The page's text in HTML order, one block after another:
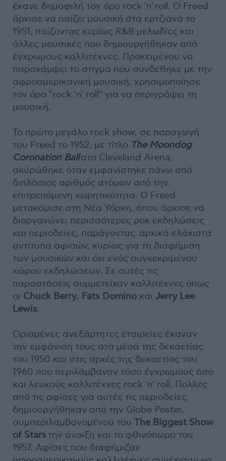
έκανε δημοφιλή τον όρο rock 'n' roll. Ο Freed
άρχισε να παίζει μουσική στα ερτζιανά το
1951, παίζοντας κυρίως R&B μελωδίες και
άλλες μουσικές που δημιουργήθηκαν από
έγχρωμους καλλιτέχνες. Προκειμένου να
παρακάμψει το στίγμα που συνδέθηκε με την
αφροαμερικανική μουσική, χρησιμοποίησε
τον όρο "rock 'n' roll" για να περιγράψει τη
μουσική.
Το πρώτο μεγάλο rock show, σε παραγωγή
του Freed το 1952, με τίτλο The Moondog
Coronation Ballστο Cleveland Arena,
ακυρώθηκε όταν εμφανίστηκε πάνω από
διπλάσιος αριθμός ατόμων από την
επιτρεπόμενη χωρητικότητα. Ο Freed
μετακόμισε στη Νέα Υόρκη, όπου άρχισε να
διοργανώνει περισσότερες ροκ εκδηλώσεις
και περιοδείες, παράγοντας αρχικά ελάχιστα
αντίτυπα αφισών, κυρίως για τη διαφήμιση
των μουσικών και όχι ενός συγκεκριμένου
χώρου εκδηλώσεων. Σε αυτές τις
παραστάσεις συμμετείχαν καλλιτέχνες όπως
οι Chuck Berry, Fats Domino και Jerry Lee
Lewis.
Ορισμένες ανεξάρτητες εταιρείες έκαναν
την εμφάνιση τους στα μέσα της δεκαετίας
του 1950 και στις αρχές της δεκαετίας του
1960 που περιλάμβαναν τόσο έγχρωμους όσο
και λευκούς καλλιτέχνες rock 'n' roll. Πολλές
από τις αφίσες για αυτές τις περιοδείες
δημιουργήθηκαν από την Globe Poster,
συμπεριλαμβανομένου του The Biggest Show
of Starsτην άνοιξη και το φθινόπωρο του
1957. Αφίσες που διαφήμιζαν